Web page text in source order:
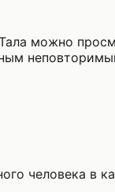
можно
человека в